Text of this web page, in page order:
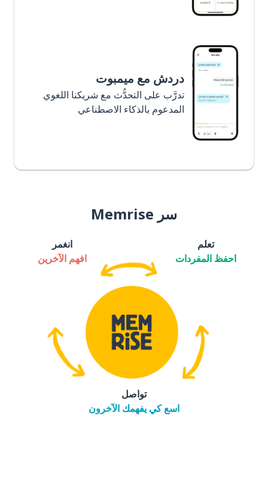
دردش مع ميمبوت
تدرَّب على التحدُّث مع شريكنا اللغوي
المدعوم بالذكاء الاصطناعي
سر Memrise
تعلم
احفظ المفردات
انغمر
افهم الآخرين
تواصل
اسع كي يفهمك الآخرون